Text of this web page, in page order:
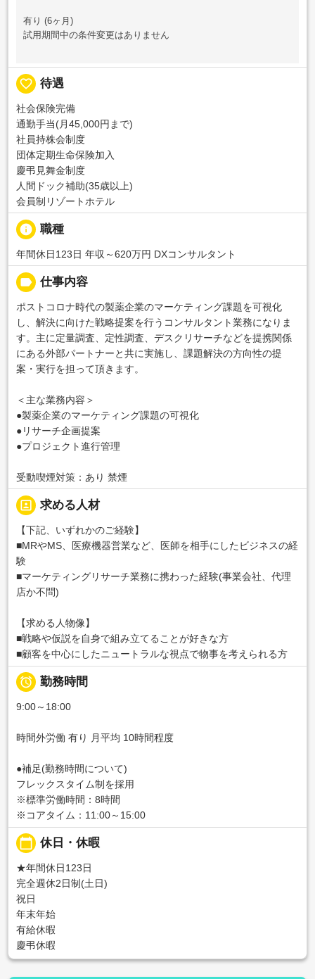
有り (6ヶ月)
試用期間中の条件変更はありません
favorite_border 待遇
社会保険完備
通勤手当(月45,000円まで)
社員持株会制度
団体定期生命保険加入
慶弔見舞金制度
人間ドック補助(35歳以上)
会員制リゾートホテル
info 職種
年間休日123日 年収～620万円 DXコンサルタント
label 仕事内容
ポストコロナ時代の製薬企業のマーケティング課題を可視化
し、解決に向けた戦略提案を行うコンサルタント業務になりま
す。主に定量調査、定性調査、デスクリサーチなどを提携関係
にある外部パートナーと共に実施し、課題解決の方向性の提
案・実行を担って頂きます。
＜主な業務内容＞
●製薬企業のマーケティング課題の可視化
●リサーチ企画提案
●プロジェクト進行管理
受動喫煙対策：あり 禁煙
portrait 求める人材
【下記、いずれかのご経験】
■MRやMS、医療機器営業など、医師を相手にしたビジネスの経
験
■マーケティングリサーチ業務に携わった経験(事業会社、代理
店か不問)
【求める人物像】
■戦略や仮説を自身で組み立てることが好きな方
■顧客を中心にしたニュートラルな視点で物事を考えられる方
 勤務時間
9:00～18:00
時間外労働 有り 月平均 10時間程度
●補足(勤務時間について)
フレックスタイム制を採用
※標準労働時間：8時間
※コアタイム：11:00～15:00
calendar_today 休日・休暇
★年間休日123日
完全週休2日制(土日)
祝日
年末年始
有給休暇
慶弔休暇